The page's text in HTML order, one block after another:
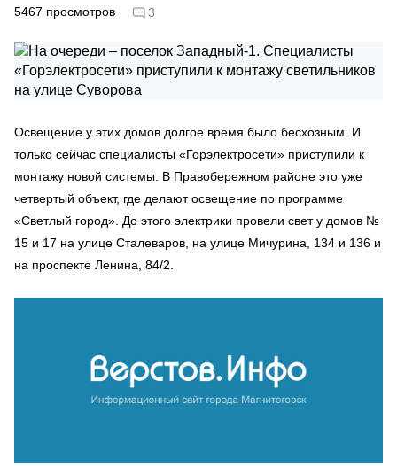
5467 просмотров 3
Освещение у этих домов долгое время было бесхозным. И
только сейчас специалисты «Горэлектросети» приступили к
монтажу новой системы. В Правобережном районе это уже
четвертый объект, где делают освещение по программе
«Светлый город». До этого электрики провели свет у домов №
15 и 17 на улице Сталеваров, на улице Мичурина, 134 и 136 и
на проспекте Ленина, 84/2.